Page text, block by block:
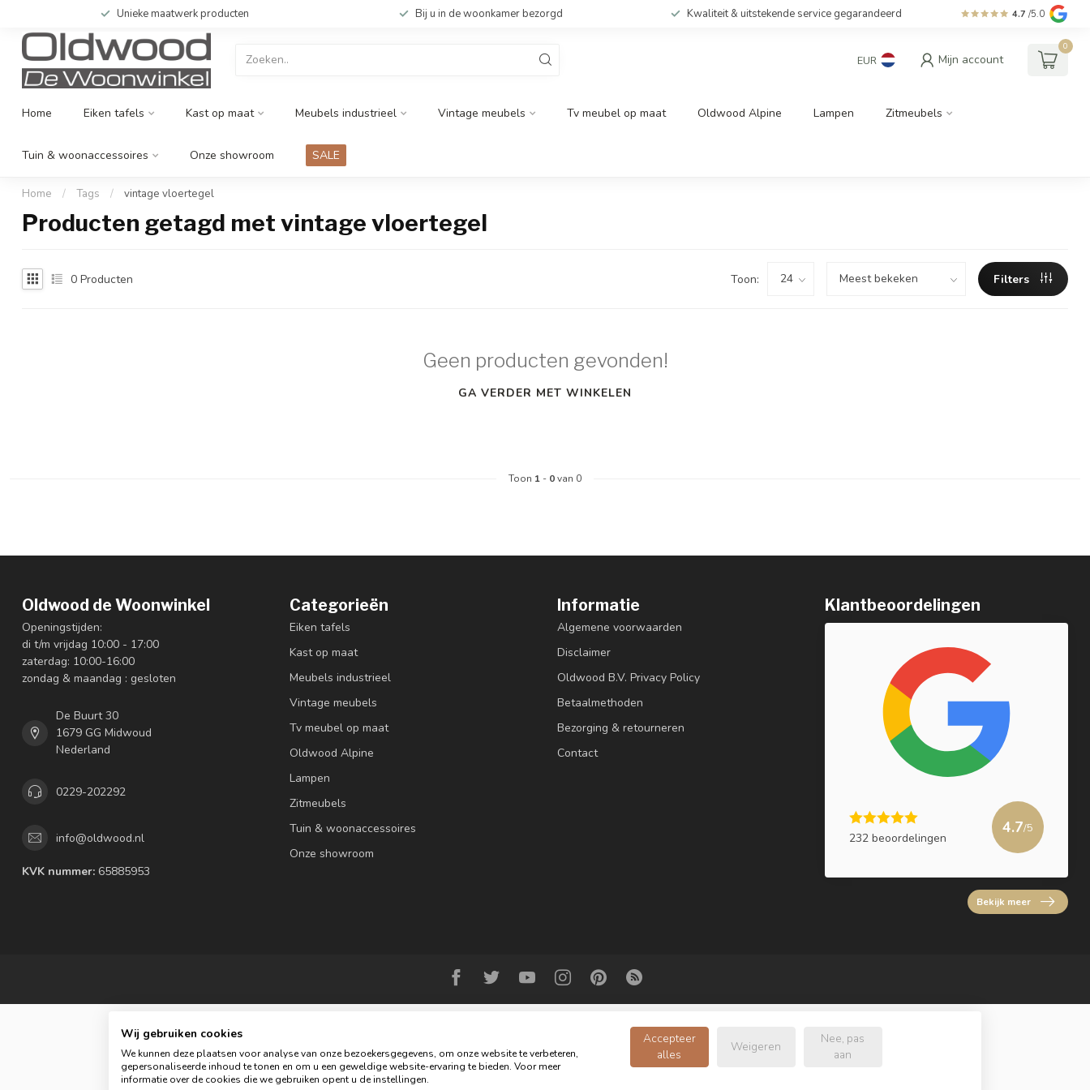
Unieke maatwerk producten Bij u in de woonkamer bezorgd Kwaliteit & uitstekende service gegarandeerd 4.7 /5.0
EUR Mijn account
0
Home Eiken tafels Kast op maat Meubels industrieel Vintage meubels Tv meubel op maat Oldwood Alpine Lampen Zitmeubels
Tuin & woonaccessoires Onze showroom SALE
Home / Tags / vintage vloertegel
Producten getagd met vintage vloertegel
0 Producten Toon: Filters
Geen producten gevonden!
GA VERDER MET WINKELEN
Toon 1 - 0van 0
Oldwood de Woonwinkel
Openingstijden:
di t/m vrijdag 10:00 - 17:00
zaterdag: 10:00-16:00
zondag & maandag : gesloten
De Buurt 30
1679 GG Midwoud
Nederland
0229-202292
info@oldwood.nl
KVK nummer: 65885953
Categorieën
Eiken tafels
Kast op maat
Meubels industrieel
Vintage meubels
Tv meubel op maat
Oldwood Alpine
Lampen
Zitmeubels
Tuin & woonaccessoires
Onze showroom
Informatie
Algemene voorwaarden
Disclaimer
Oldwood B.V. Privacy Policy
Betaalmethoden
Bezorging & retourneren
Contact
Klantbeoordelingen
232 beoordelingen
4.7/5
Bekijk meer
© Copyright 2026 Oldwood de Woonwinkel - Powered by
Wij gebruiken cookies
We kunnen deze plaatsen voor analyse van onze bezoekersgegevens, om onze website te verbeteren,
gepersonaliseerde inhoud te tonen en om u een geweldige website-ervaring te bieden. Voor meer
informatie over de cookies die we gebruiken opent u de instellingen.
Accepteer
alles
Weigeren
Nee, pas
aan